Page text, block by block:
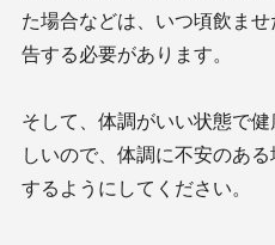
た場合などは、いつ頃飲ま
告する必要があります。
そして、体調がいい状態で
しいので、体調に不安のあ
するようにしてください。